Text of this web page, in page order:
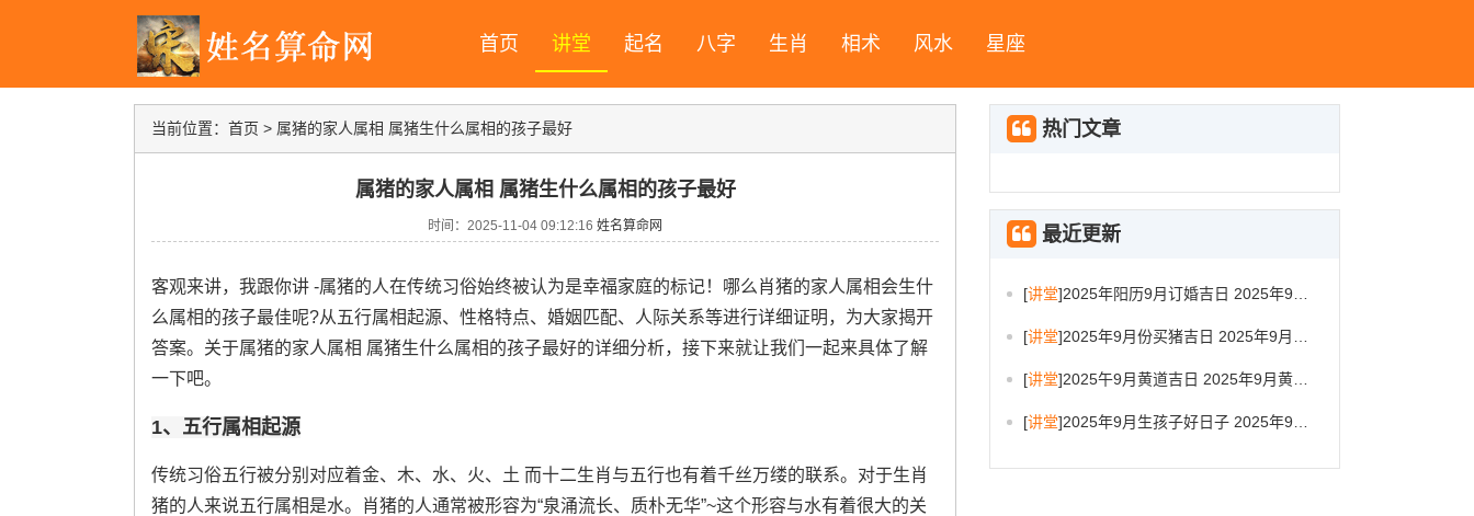
首页 讲堂 起名 八字 生肖 相术 风水 星座
当前位置： 首页 > 属猪的家人属相 属猪生什么属相的孩子最好
属猪的家人属相 属猪生什么属相的孩子最好
时间：2025-11-04 09:12:16 姓名算命网
客观来讲，我跟你讲 -属猪的人在传统习俗始终被认为是幸福家庭的标记！哪么肖猪的家人属相会生什
么属相的孩子最佳呢?从五行属相起源、性格特点、婚姻匹配、人际关系等进行详细证明，为大家揭开
答案。关于属猪的家人属相 属猪生什么属相的孩子最好的详细分析，接下来就让我们一起来具体了解
一下吧。
1、五行属相起源
传统习俗五行被分别对应着金、木、水、火、土 而十二生肖与五行也有着千丝万缕的联系。对于生肖
猪的人来说五行属相是水。肖猪的人通常被形容为“泉涌流长、质朴无华”~这个形容与水有着很大的关
热门文章
最近更新
[讲堂]2025年阳历9月订婚吉日 2025年9月订婚吉日有哪几天
[讲堂]2025年9月份买猪吉日 2025年9月买猪进圈吉日
[讲堂]2025午9月黄道吉日 2025年9月黄道吉日一览表大全
[讲堂]2025年9月生孩子好日子 2025年9月哪天生孩子比较好